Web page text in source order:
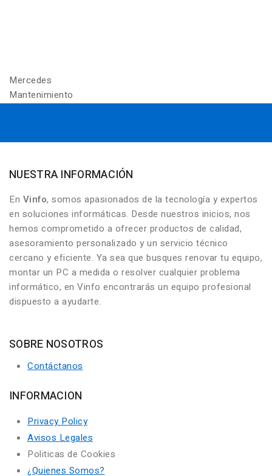
Mercedes
Mantenimiento
NUESTRA INFORMACIÓN
En Vinfo, somos apasionados de la tecnología y expertos
en soluciones informáticas. Desde nuestros inicios, nos
hemos comprometido a ofrecer productos de calidad,
asesoramiento personalizado y un servicio técnico
cercano y eficiente. Ya sea que busques renovar tu equipo,
montar un PC a medida o resolver cualquier problema
informático, en Vinfo encontrarás un equipo profesional
dispuesto a ayudarte.
SOBRE NOSOTROS
Contáctanos
INFORMACION
Privacy Policy
Avisos Legales
Politicas de Cookies
¿Quienes Somos?